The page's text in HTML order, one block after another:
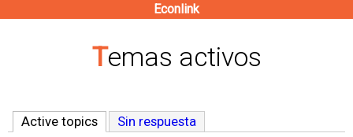
contenido
Econlink
Temas activos
Active topics (solapa activa)
Sin respuesta